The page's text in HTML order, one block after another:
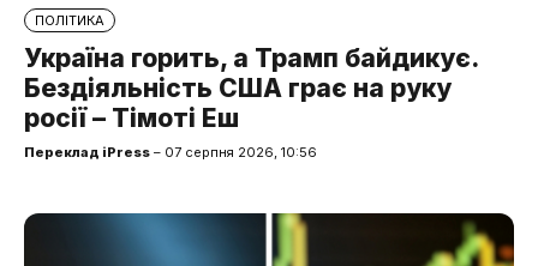
ПОЛІТИКА
Україна горить, а Трамп байдикує.
Бездіяльність США грає на руку
росії – Тімоті Еш
Переклад iPress – 07 серпня 2026, 10:56